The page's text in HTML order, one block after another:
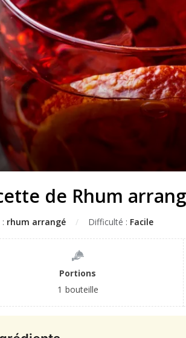
de Rhum
rhum arrangé Difficulté : Facile
Portions
1 bouteille